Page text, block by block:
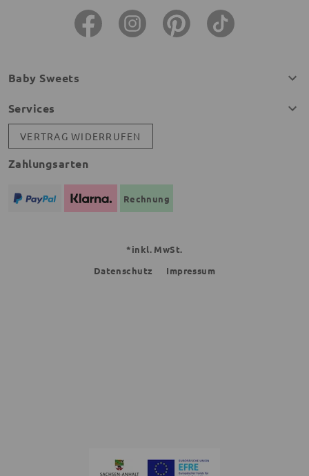
Baby Sweets
Services
VERTRAG WIDERRUFEN
Zahlungsarten
Rechnung
*inkl. MwSt.
Datenschutz
Impressum